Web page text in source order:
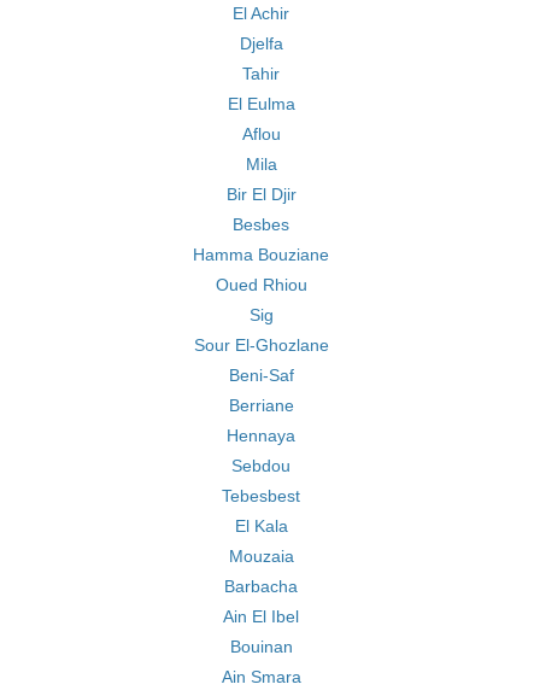
El Achir
Djelfa
Tahir
El Eulma
Aflou
Mila
Bir El Djir
Besbes
Hamma Bouziane
Oued Rhiou
Sig
Sour El-Ghozlane
Beni-Saf
Berriane
Hennaya
Sebdou
Tebesbest
El Kala
Mouzaia
Barbacha
Ain El Ibel
Bouinan
Ain Smara